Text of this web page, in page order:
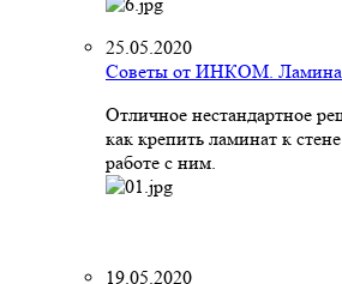
25.05.2020
Советы от ИНКОМ.
Отличное нестандартное
как крепить ламинат к
работе с ним.
19.05.2020